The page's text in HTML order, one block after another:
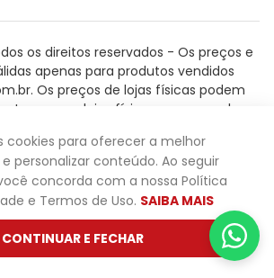
os direitos reservados - Os preços e
apenas para produtos vendidos
Os preços de lojas físicas podem
trocas em lojas físicas, apenas pelo
cookies para oferecer a melhor
personalizar conteúdo. Ao seguir
concorda com a nossa Política
e Termos de Uso. SAIBA MAIS
CONTINUAR E FECHAR